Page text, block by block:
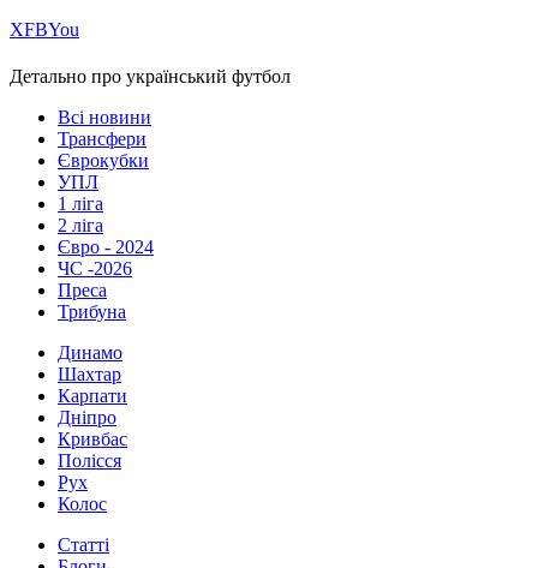
ХFBYou
Детально про український футбол
Всі новини
Трансфери
Єврокубки
УПЛ
1 ліга
2 ліга
Євро - 2024
ЧС -2026
Преса
Трибуна
Динамо
Шахтар
Карпати
Дніпро
Кривбас
Полісся
Рух
Колос
Статті